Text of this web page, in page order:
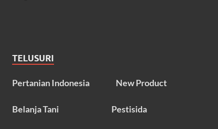
TELUSURI
Pertanian Indonesia New Product
Belanja Tani Pestisida